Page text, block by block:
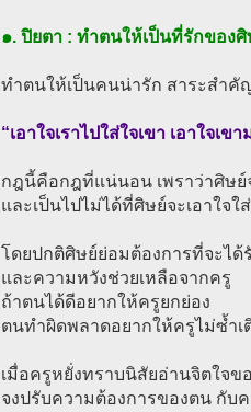
๑. ปิยตา : ทำตนให้เป็นที่รักของศิ
ทำตนให้เป็นคนน่ารัก สาระสำ
“เอาใจเราไปใส่ใจเขา เอาใจเขา
กฎนี้คือกฎที่แน่นอน เพราว่าศิษย์
และเป็นไปไม่ได้ที่ศิษย์จะเอาใจใ
โดยปกติศิษย์ย่อมต้องการที่จะได้
และความหวังช่วยเหลือจากครู
ถ้าตนได้ดีอยากให้ครูยกย่อง
ตนทำผิดพลาดอยากให้ครูไม่ซ้ำเ
เมื่อครูหยั่งทราบนิสัยอ่านจิตใจข
จงปรับความต้องการของตน กับ